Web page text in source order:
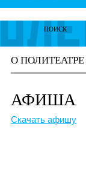
О ПОЛИТЕАТРЕ
АФИША
Скачать афишу